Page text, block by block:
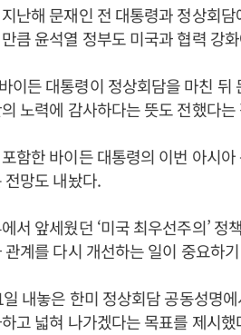
난해 문재인 전 대통령과 정상회
큼 윤석열 정부도 미국과 협력 강
이든 대통령이 정상회담을 마친
노력에 감사하다는 뜻도 전했다
함한 바이든 대통령의 이번 아시
망도 내놨다.
서 앞세웠던 ‘미국 최우선주의’
계를 다시 개선하는 일이 중요하
내놓은 한미 정상회담 공동성명
고 넓혀 나가겠다는 목표를 제시했